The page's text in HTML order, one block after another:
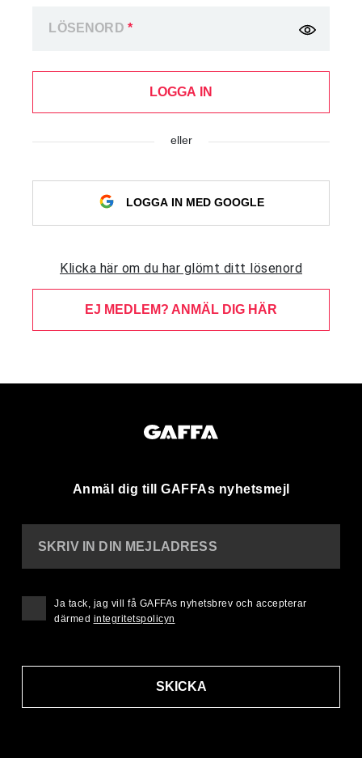
LÖSENORD *
LOGGA IN
eller
LOGGA IN MED GOOGLE
Klicka här om du har glömt ditt lösenord
EJ MEDLEM? ANMÄL DIG HÄR
Anmäl dig till GAFFAs nyhetsmejl
SKRIV IN DIN MEJLADRESS
SKICKA
Ja tack, jag vill få GAFFAs nyhetsbrev och accepterar
därmed integritetspolicyn